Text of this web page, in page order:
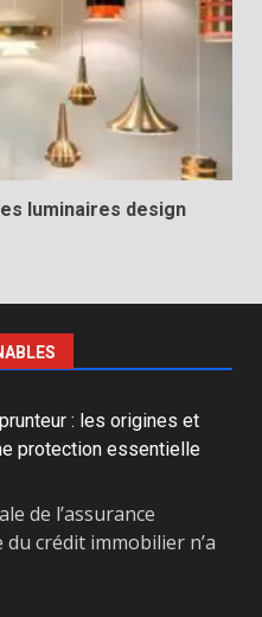
luminaires design
: les origines et
protection essentielle
de l’assurance
crédit immobilier n’a